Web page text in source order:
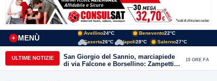
MENÙ
+
Avellino24°C Benevento22°C
Caserta26°C Napoli28°C Salerno27°C
ULTIME NOTIZIE
San Giorgio del Sannio, marciapiede
di via Falcone e Borsellino: Zampetti e
Lombardi replicano alle polemiche
15 ORE FA